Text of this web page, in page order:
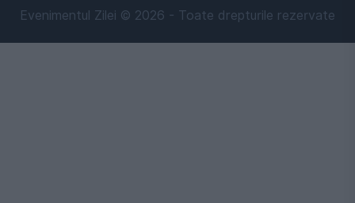
Evenimentul Zilei © 2026 - Toate drepturile rezervate